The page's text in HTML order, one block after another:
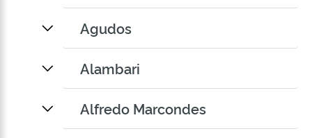
Agudos
Alambari
Alfredo Marcondes